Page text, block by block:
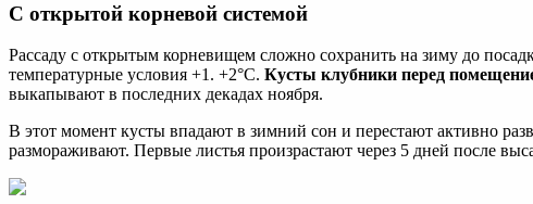
С открытой корневой системой
Рассаду с открытым корневищем сложно сохранить на зиму до
температурные условия +1. +2°С. Кусты клубники перед
выкапывают в последних декадах ноября.
В этот момент кусты впадают в зимний сон и перестают активно
размораживают. Первые листья произрастают через 5 дней после